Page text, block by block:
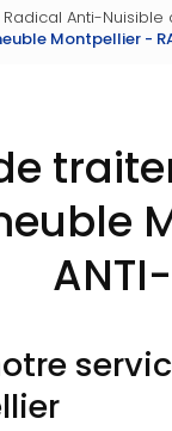
Anti-Nuisible
Montpellier -